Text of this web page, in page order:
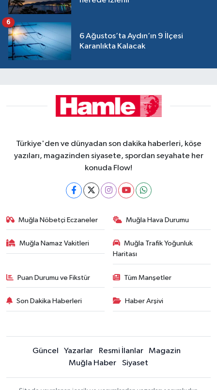
6 Ağustos’ta Aydın’ın 9 İlçesi
Karanlıkta Kalacak
6
Türkiye'den ve dünyadan son dakika haberleri, köşe
yazıları, magazinden siyasete, spordan seyahate her
konuda Flow!
Muğla Nöbetçi Eczaneler Muğla Hava Durumu
Muğla Namaz Vakitleri
Muğla Trafik Yoğunluk
Haritası
Puan Durumu ve Fikstür Tüm Manşetler
Son Dakika Haberleri Haber Arşivi
Güncel Yazarlar Resmi İlanlar
Magazin
Muğla Haber
Siyaset